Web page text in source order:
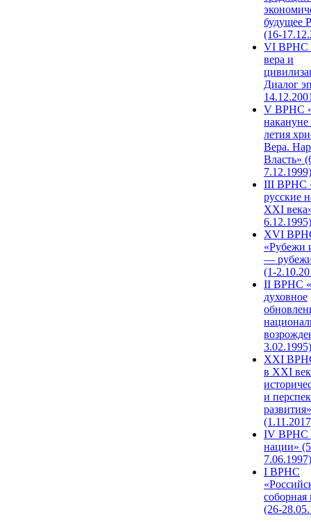
будущее
(16-
VI ВРНС
вера и
Диалог
V ВРНС
накануне
летия
Вера.
Власть»
7.12.1999)
III ВРНС
русские
XXI
6.12.1995)
XVI
«Рубежи
—
(1-
II ВРНС
духовное
3.02.1995)
XХI
в XXI
и
развития»
IV ВРНС
нации»
7.06.1997)
I ВРНС
(26-